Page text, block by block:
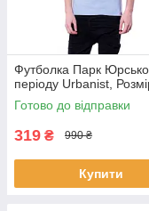
Футболка Парк
періоду Urbanist,
Готово до відправки
319 ₴ 990 ₴
Купити